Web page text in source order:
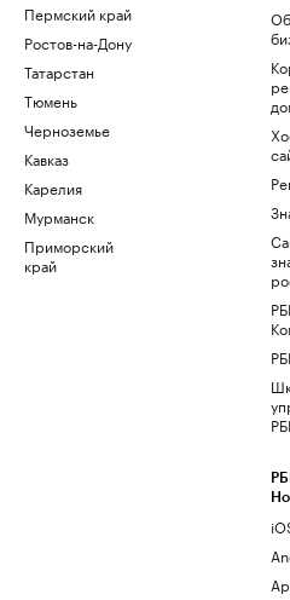
Пермский край
Ростов-на-Дону
Татарстан
Тюмень
Черноземье
Кавказ
Карелия
Мурманск
Приморский
край